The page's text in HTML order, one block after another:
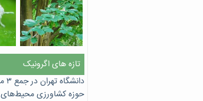
تازه های اگرونیک
حوزه کشاورزی محیط‌های